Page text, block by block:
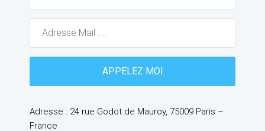
Adresse : 24 rue Godot de Mauroy, 75009 Paris –
France